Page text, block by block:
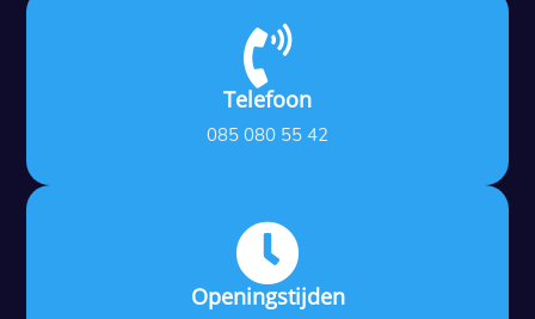

Telefoon
085 080 55 42

Openingstijden